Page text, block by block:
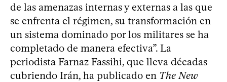
de las amenazas internas y externas a las que
se enfrenta el régimen, su transformación en
un sistema dominado por los militares se ha
completado de manera efectiva”. La
periodista Farnaz Fassihi, que lleva décadas
cubriendo Irán, ha publicado en The New